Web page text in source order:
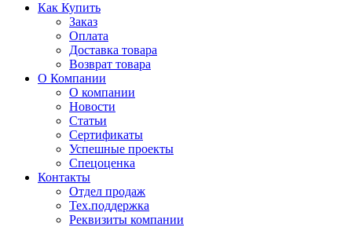
Как Купить
Заказ
Оплата
Доставка товара
Возврат товара
О Компании
О компании
Новости
Статьи
Сертификаты
Успешные проекты
Спецоценка
Контакты
Отдел продаж
Тех.поддержка
Реквизиты компании